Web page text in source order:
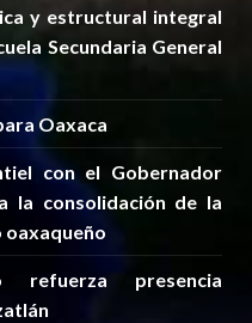
y estructural integral
Secundaria General
Oaxaca
con el Gobernador
la consolidación de la
refuerza presencia